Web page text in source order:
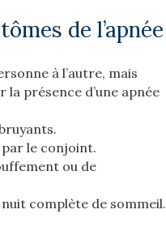
de l’apnée
à l’autre, mais
présence d’une apnée
le conjoint.
ou de
complète de sommeil.